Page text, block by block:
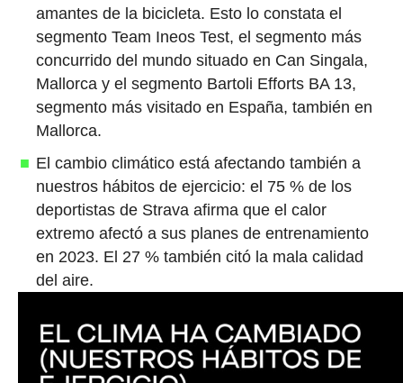
amantes de la bicicleta. Esto lo constata el
segmento Team Ineos Test, el segmento más
concurrido del mundo situado en Can Singala,
Mallorca y el segmento Bartoli Efforts BA 13,
segmento más visitado en España, también en
Mallorca.
El cambio climático está afectando también a
nuestros hábitos de ejercicio: el 75 % de los
deportistas de Strava afirma que el calor
extremo afectó a sus planes de entrenamiento
en 2023. El 27 % también citó la mala calidad
del aire.